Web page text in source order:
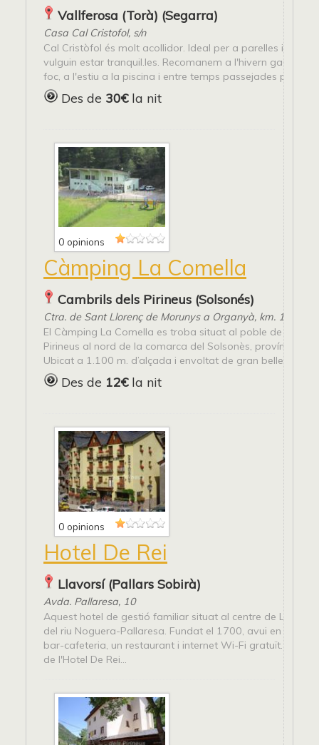
Vallferosa (Torà) (Segarra)
Casa Cal Cristofol, s/n
Cal Cristòfol és molt acollidor. Ideal per a parelles i
vulguin estar tranquil.les. Recomanem a l'hivern gaudir de
foc, a l'estiu a la piscina i entre temps passejades per la...
Des de 30€la nit
0 opinions
Càmping La Comella
Cambrils dels Pirineus (Solsonés)
Ctra. de Sant Llorenç de Morunys a Organyà, km. 19 (L-
El Càmping La Comella es troba situat al poble de
Pirineus al nord de la comarca del Solsonès, província de
Ubicat a 1.100 m. d’alçada i envoltat de gran bellesa
Des de 12€la nit
0 opinions
Hotel De Rei
Llavorsí (Pallars Sobirà)
Avda. Pallaresa, 10
Aquest hotel de gestió familiar situat al centre de
del riu Noguera-Pallaresa. Fundat el 1700, avui en dia
bar-cafeteria, un restaurant i internet Wi-Fi gratuït. Les
de l'Hotel De Rei...